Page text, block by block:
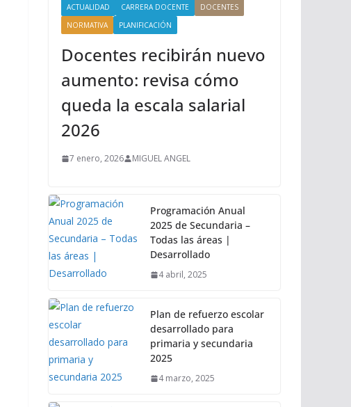
ACTUALIDAD CARRERA DOCENTE
DOCENTES
NORMATIVA
PLANIFICACIÓN
Docentes recibirán nuevo
aumento: revisa cómo
queda la escala salarial
2026
7 enero, 2026 MIGUEL ANGEL
Programación Anual
2025 de Secundaria –
Todas las áreas |
Desarrollado
4 abril, 2025
Plan de refuerzo escolar
desarrollado para
primaria y secundaria
2025
4 marzo, 2025